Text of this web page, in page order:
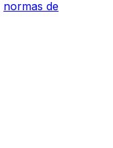
normas de